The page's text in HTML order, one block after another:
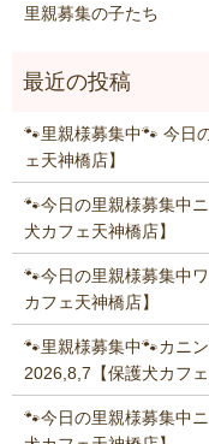
里親募集の子たち
🐾里親様募集中🐾 今日
ェ天神橋店】
🐾今日の里親様募集中
犬カフェ天神橋店】
🐾今日の里親様募集中
カフェ天神橋店】
🐾里親様募集中🐾カニ
2026,8,7【保護犬カフェ
🐾今日の里親様募集中